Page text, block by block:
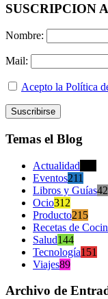
SUSCRIPCION
Nombre:
Mail:
Acepto la Política
Temas el Blog
Actualidad
Eventos211
Libros y Guías42
Ocio312
Producto215
Recetas de
Salud144
Tecnología151
Viajes89
Archivo de